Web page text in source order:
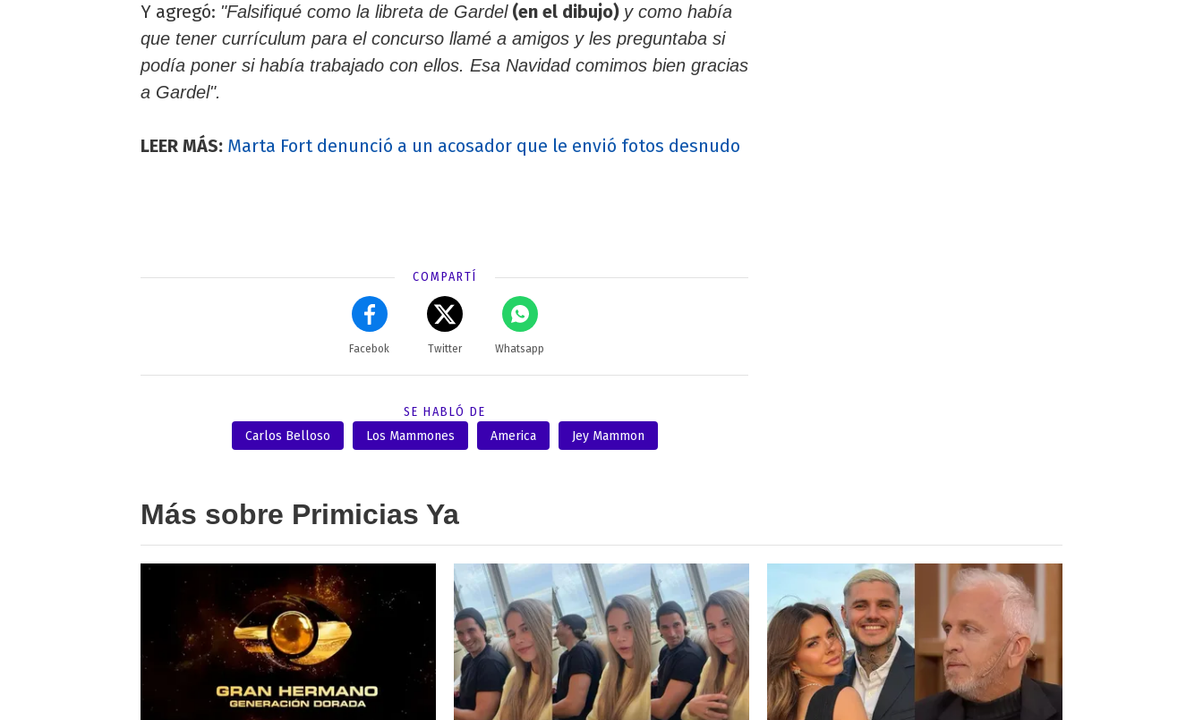
Y agregó: "Falsifiqué como la libreta de Gardel(en el dibujo) y como había
que tener currículum para el concurso llamé a amigos y les preguntaba si
podía poner si había trabajado con ellos. Esa Navidad comimos bien gracias
a Gardel".
LEER MÁS: Marta Fort denunció a un acosador que le envió fotos desnudo
COMPARTÍ
Facebok Twitter Whatsapp
SE HABLÓ DE
Carlos Belloso
Los Mammones America Jey Mammon
Más sobre Primicias Ya